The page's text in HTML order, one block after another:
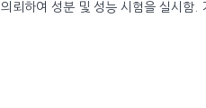
의뢰하여 성분 및 성능 시험을 실시함.